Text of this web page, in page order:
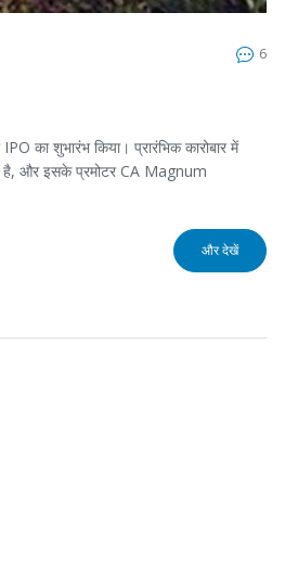
6
शुभारंभ किया। प्रारंभिक कारोबार में
है, और इसके प्रमोटर CA Magnum
और देखें